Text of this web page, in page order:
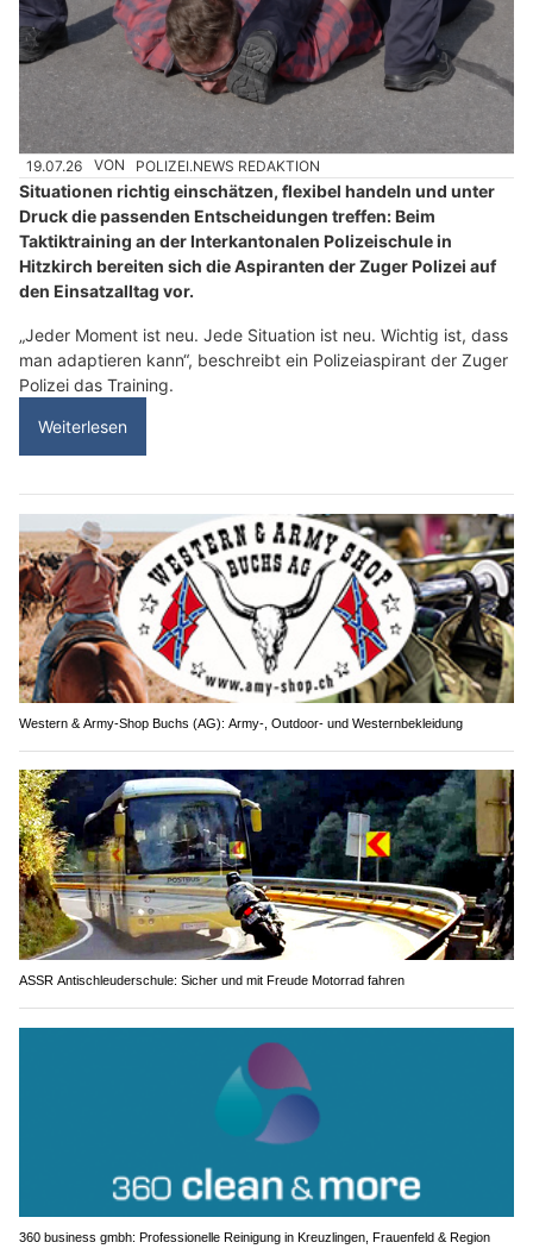
19.07.26 VON POLIZEI.NEWS REDAKTION
Situationen richtig einschätzen, flexibel handeln und unter
Druck die passenden Entscheidungen treffen: Beim
Taktiktraining an der Interkantonalen Polizeischule in
Hitzkirch bereiten sich die Aspiranten der Zuger Polizei auf
den Einsatzalltag vor.
„Jeder Moment ist neu. Jede Situation ist neu. Wichtig ist, dass
man adaptieren kann“, beschreibt ein Polizeiaspirant der Zuger
Polizei das Training.
Weiterlesen
Western & Army-Shop Buchs (AG): Army-, Outdoor- und Westernbekleidung
ASSR Antischleuderschule: Sicher und mit Freude Motorrad fahren
360 business gmbh: Professionelle Reinigung in Kreuzlingen, Frauenfeld & Region